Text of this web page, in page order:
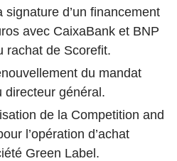
signature d’un financement
avec CaixaBank et BNP
rachat de Scorefit.
du mandat
directeur général.
de la Competition and
l’opération d’achat
Green Label.